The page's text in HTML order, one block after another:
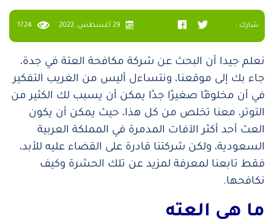
شارك : 29 أغسطس, 2022 1724
نعلم جيدا أن البحث عن شركة مكافحة العتة في جدة،
جاء بك إلى موقعنا، ونتساءل أليس من الغريب التفكير
في أن مخلوقًا صغيرًا جدًا يمكن أن يسبب لك الكثير من
التوتر، معنا تخلص من كل هذا، حيث يمكن أن يكون
العث أحد أكثر الآفات المدمرة في المملكة العربية
السعودية، ولكن شركتنا قادرة على القضاء عليه للأبد،
فقط تابعنا لمعرفة لمزيد عن تلك الحشرة وكيف
نكافحها.
ما هي العته